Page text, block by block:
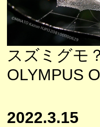
スズミグモ
OLYMPUS
2022.3.15